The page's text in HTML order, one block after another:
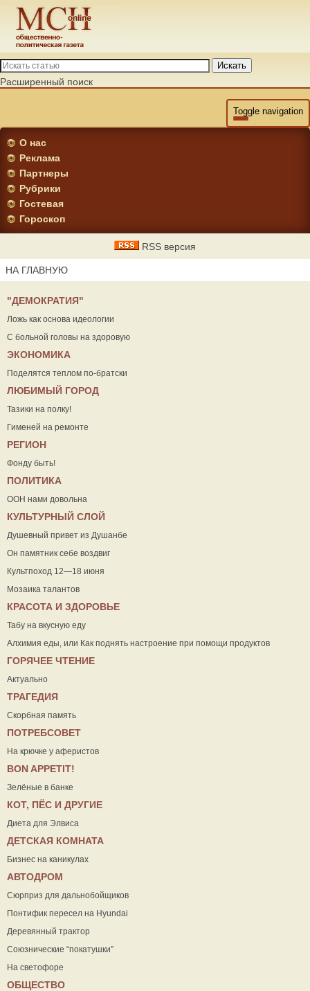
Искать
Расширенный поиск
Toggle navigation
О нас
Реклама
Партнеры
Рубрики
Гостевая
Гороскоп
RSS версия
НА ГЛАВНУЮ
"ДЕМОКРАТИЯ"
Ложь как основа идеологии
С больной головы на здоровую
ЭКОНОМИКА
Поделятся теплом по-братски
ЛЮБИМЫЙ ГОРОД
Тазики на полку!
Гименей на ремонте
РЕГИОН
Фонду быть!
ПОЛИТИКА
ООН нами довольна
КУЛЬТУРНЫЙ СЛОЙ
Душевный привет из Душанбе
Он памятник себе воздвиг
Культпоход 12—18 июня
Мозаика талантов
КРАСОТА И ЗДОРОВЬЕ
Табу на вкусную еду
Алхимия еды, или Как поднять настроение при помощи продуктов
ГОРЯЧЕЕ ЧТЕНИЕ
Актуально
ТРАГЕДИЯ
Скорбная память
ПОТРЕБСОВЕТ
На крючке у аферистов
ВON APPETIT!
Зелёные в банке
КОТ, ПЁС И ДРУГИЕ
Диета для Элвиса
ДЕТСКАЯ КОМНАТА
Бизнес на каникулах
АВТОДРОМ
Сюрприз для дальнобойщиков
Понтифик пересел на Hyundai
Деревянный трактор
Союзнические “покатушки”
На светофоре
ОБЩЕСТВО